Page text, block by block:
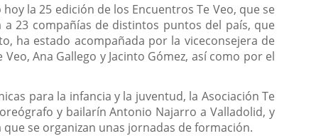
la 25 edición de los Encuentros Te Veo, que se
23 compañías de distintos puntos del país, que
ha estado acompañada por la viceconsejera de
Ana Gallego y Jacinto Gómez, así como por el
para la infancia y la juventud, la Asociación Te
y bailarín Antonio Najarro a Valladolid, y
que se organizan unas jornadas de formación.